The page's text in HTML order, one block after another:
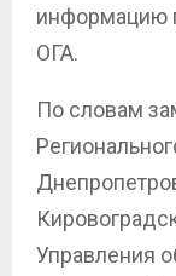
информацию
ОГА.
По словам
Управления